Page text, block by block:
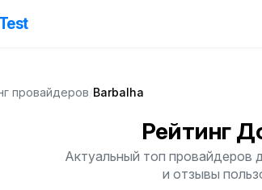
провайдеров Barbalha
Рейтинг
Актуальный топ провайдеров
и отзывы